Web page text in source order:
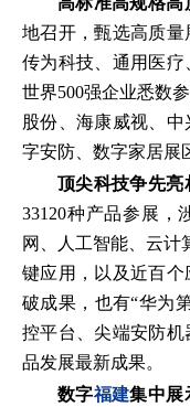
地召开，甄选高质
传为科技、通用医疗
世界500强企业悉数
股份、海康威视、
字安防、数字家居展
顶尖科技争先亮
33120种产品参展，
网、人工智能、云计
键应用，以及近百
破成果，也有“华为
控平台、尖端安防
品发展最新成果。
数字福建集中展